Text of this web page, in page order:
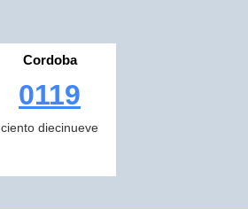
Cordoba
0119
ciento diecinueve